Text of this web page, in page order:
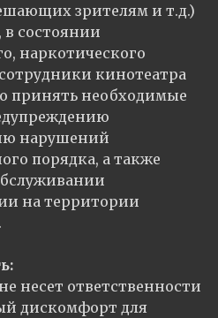
зрителям и т.д.)
в состоянии
наркотического
кинотеатра
принять необходимые
нарушений
порядка, а также
на территории
несет ответственности
дискомфорт для